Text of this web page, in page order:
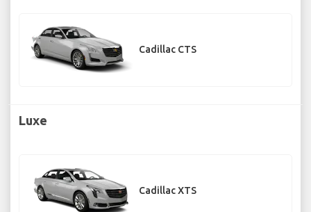
Cadillac CTS
Luxe
Cadillac XTS